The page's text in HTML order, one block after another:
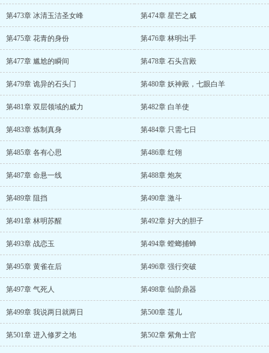
第473章 冰清玉洁圣女峰 第474章 星芒之威
第475章 花青的身份 第476章 林明出手
第477章 尴尬的瞬间 第478章 石头宫殿
第479章 诡异的石头门 第480章 妖神殿，七眼白羊
第481章 双层领域的威力 第482章 白羊使
第483章 炼制真身 第484章 只需七日
第485章 各有心思 第486章 红翎
第487章 命悬一线 第488章 炮灰
第489章 阻挡 第490章 激斗
第491章 林明苏醒 第492章 好大的胆子
第493章 战恋玉 第494章 螳螂捕蝉
第495章 黄雀在后 第496章 强行突破
第497章 气死人 第498章 仙阶鼎器
第499章 我说两日就两日 第500章 莲儿
第501章 进入修罗之地 第502章 紫角士官